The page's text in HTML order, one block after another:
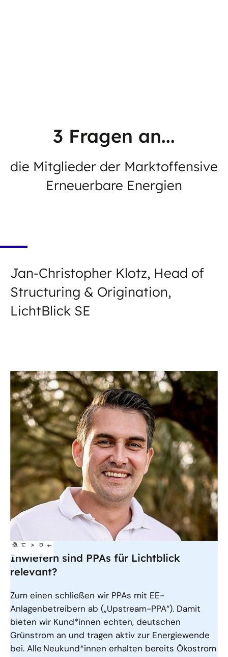
3 Fragen an...
die Mitglieder der Marktoffensive
Erneuerbare Energien
Jan-Christopher Klotz, Head of
Structuring & Origination,
LichtBlick SE
©
p r
iva t
Inwiefern sind PPAs für Lichtblick
relevant?
Zum einen schließen wir PPAs mit EE-
Anlagenbetreibern ab („Upstream-PPA“). Damit
bieten wir Kund*innen echten, deutschen
Grünstrom an und tragen aktiv zur Energiewende
bei. Alle Neukund*innen erhalten bereits Ökostrom